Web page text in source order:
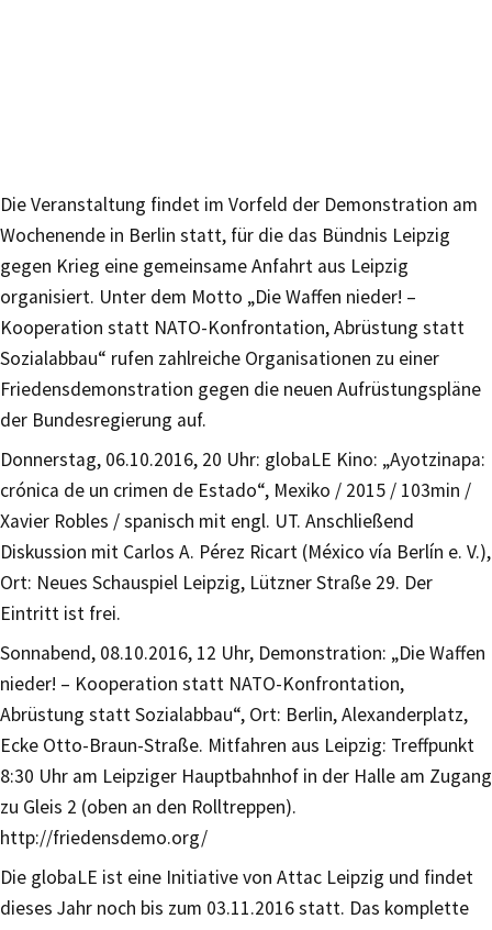
Die Veranstaltung findet im Vorfeld der Demonstration am
Wochenende in Berlin statt, für die das Bündnis Leipzig
gegen Krieg eine gemeinsame Anfahrt aus Leipzig
organisiert. Unter dem Motto „Die Waffen nieder! –
Kooperation statt NATO-Konfrontation, Abrüstung statt
Sozialabbau“ rufen zahlreiche Organisationen zu einer
Friedensdemonstration gegen die neuen Aufrüstungspläne
der Bundesregierung auf.
Donnerstag, 06.10.2016, 20 Uhr: globaLE Kino: „Ayotzinapa:
crónica de un crimen de Estado“, Mexiko / 2015 / 103min /
Xavier Robles / spanisch mit engl. UT. Anschließend
Diskussion mit Carlos A. Pérez Ricart (México vía Berlín e. V.),
Ort: Neues Schauspiel Leipzig, Lützner Straße 29. Der
Eintritt ist frei.
Sonnabend, 08.10.2016, 12 Uhr, Demonstration: „Die Waffen
nieder! – Kooperation statt NATO-Konfrontation,
Abrüstung statt Sozialabbau“, Ort: Berlin, Alexanderplatz,
Ecke Otto-Braun-Straße. Mitfahren aus Leipzig: Treffpunkt
8:30 Uhr am Leipziger Hauptbahnhof in der Halle am Zugang
zu Gleis 2 (oben an den Rolltreppen).
http://friedensdemo.org/
Die globaLE ist eine Initiative von Attac Leipzig und findet
dieses Jahr noch bis zum 03.11.2016 statt. Das komplette